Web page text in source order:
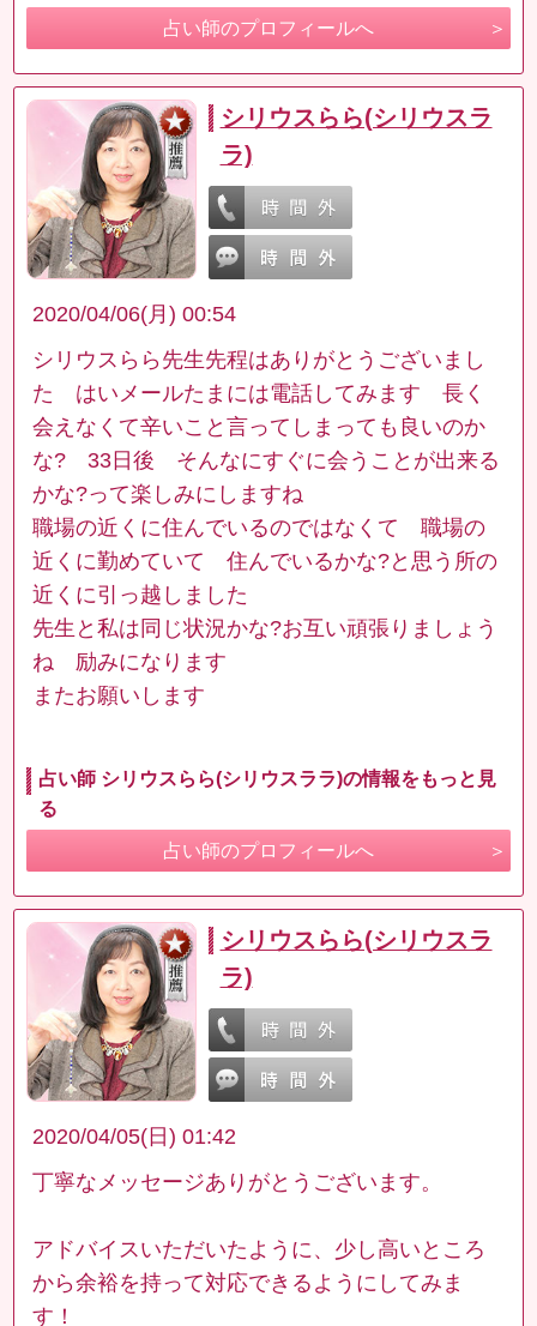
占い師のプロフィールへ
シリウスらら(シリウスラ
ラ)
2020/04/06(月) 00:54
シリウスらら先生先程はありがとうございまし
た はいメールたまには電話してみます 長く
会えなくて辛いこと言ってしまっても良いのか
な? 33日後 そんなにすぐに会うことが出来る
かな?って楽しみにしますね
職場の近くに住んでいるのではなくて 職場の
近くに勤めていて 住んでいるかな?と思う所の
近くに引っ越しました
先生と私は同じ状況かな?お互い頑張りましょう
ね 励みになります
またお願いします
占い師 シリウスらら(シリウスララ)の情報をもっと見
る
占い師のプロフィールへ
シリウスらら(シリウスラ
ラ)
2020/04/05(日) 01:42
丁寧なメッセージありがとうございます。
アドバイスいただいたように、少し高いところ
から余裕を持って対応できるようにしてみま
す！